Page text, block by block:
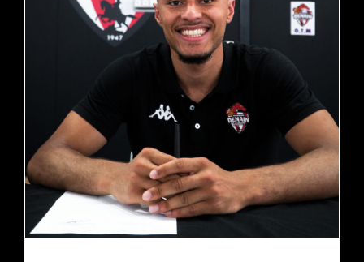
ARMAND MENSAH PROLONGE L’AVENTURE !
actualités pro b